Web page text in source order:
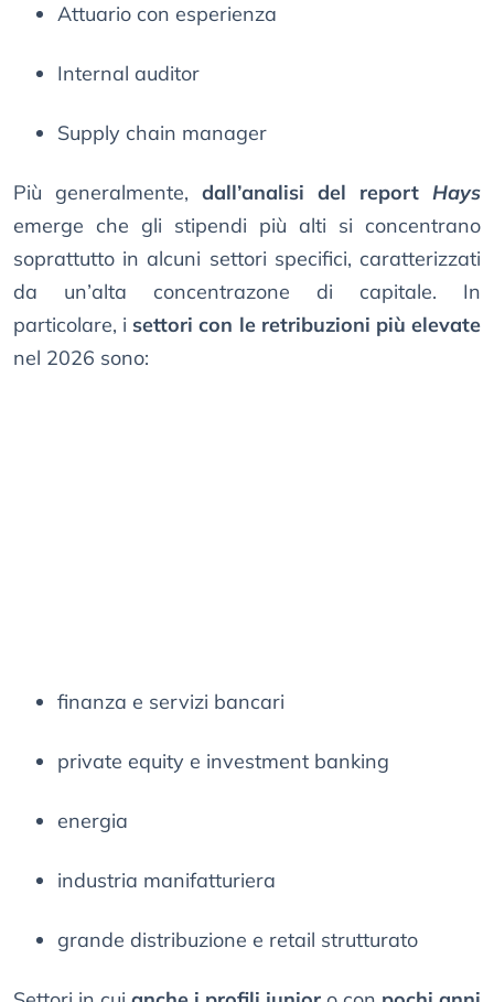
Attuario con esperienza
Internal auditor
Supply chain manager
Più generalmente, dall’analisi del report Hays
emerge che gli stipendi più alti si concentrano
soprattutto in alcuni settori specifici, caratterizzati
da un’alta concentrazone di capitale. In
particolare, i settori con le retribuzioni più elevate
nel 2026 sono:
finanza e servizi bancari
private equity e investment banking
energia
industria manifatturiera
grande distribuzione e retail strutturato